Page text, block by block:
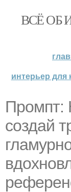
ВСЁ ОБ
интерьер для
Промпт:
создай